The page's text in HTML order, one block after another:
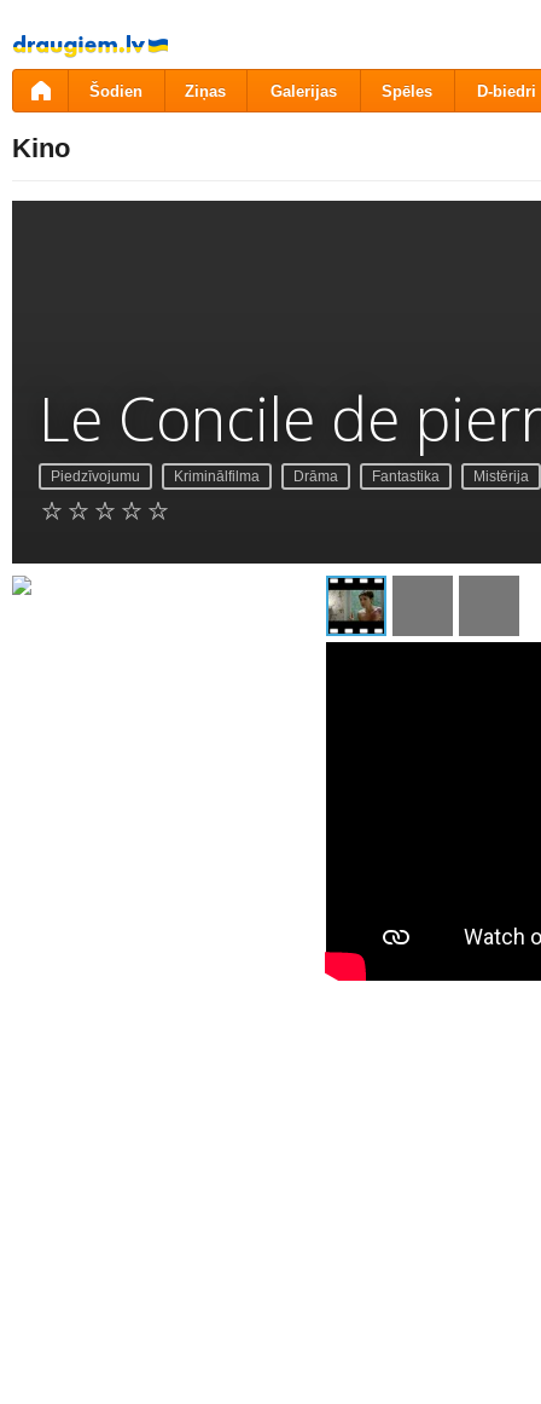
Pāriet
uz
saturu
Šodien Ziņas Galerijas Spēles D-biedri
Kino
Le Concile de
Piedzīvojumu Kriminālfilma Drāma Fantastika Mistērija